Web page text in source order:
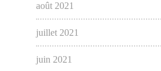
août 2021
juillet 2021
juin 2021